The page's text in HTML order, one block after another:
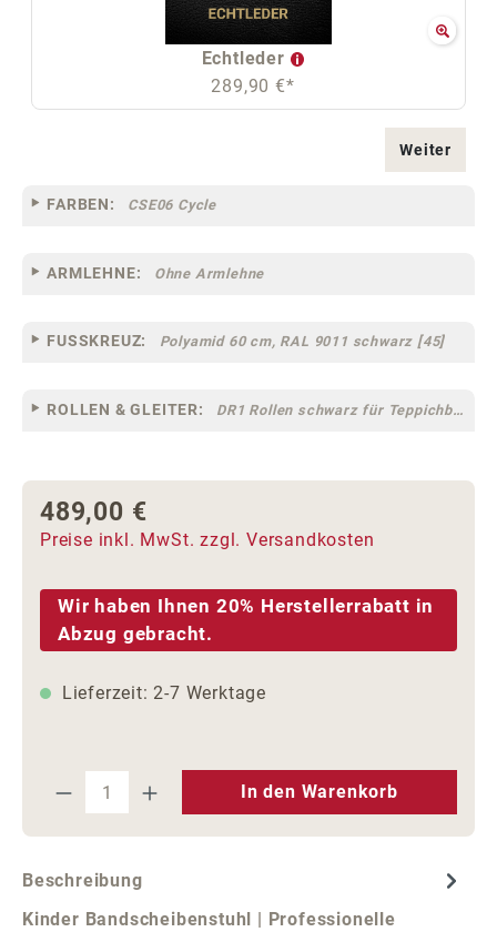
Echtleder
289,90 €*
Weiter
FARBEN: CSE06 Cycle
ARMLEHNE: Ohne Armlehne
FUSSKREUZ: Polyamid 60 cm, RAL 9011 schwarz [45]
ROLLEN & GLEITER: DR1 Rollen schwarz für Teppichböden [12]
Regulärer Preis:
489,00 €
Preise inkl. MwSt. zzgl. Versandkosten
Wir haben Ihnen 20% Herstellerrabatt in
Abzug gebracht.
Lieferzeit: 2-7 Werktage
Produkt Anzahl: Gib den
In den Warenkorb
Beschreibung
Kinder Bandscheibenstuhl | Professionelle